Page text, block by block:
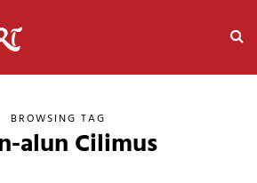
BROWSING TAG
alun Cilimus